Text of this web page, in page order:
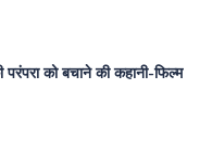
को बचाने की कहानी-फिल्म